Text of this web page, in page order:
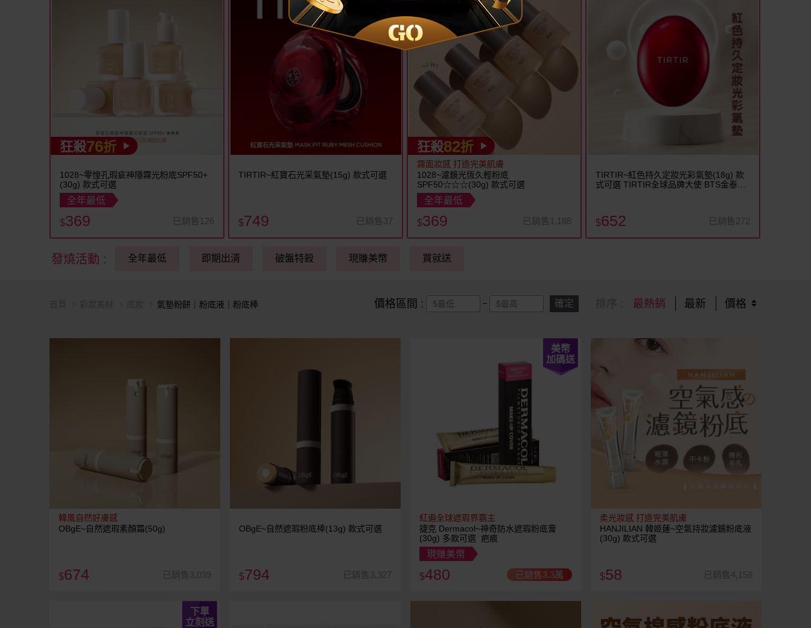
狂殺76折
1028~零惶孔瑕疵神隱霧光粉底SPF50+
(30g) 款式可選
全年最低
$369 已銷售126
TIRTIR~紅寶石光采氣墊(15g) 款式可選
$749 已銷售37
狂殺82折
霧面妝感 打造完美肌膚
1028~濾鏡光恆久輕粉底
SPF50☆☆☆(30g) 款式可選
全年最低
$369 已銷售1,188
TIRTIR~紅色持久定妝光彩氣墊(18g) 款
式可選 TIRTIR全球品牌大使 BTS金泰亨
$652 已銷售272
發燒活動 : 全年最低 即期出清 破盤特殺 現賺美幣 買就送
最熱銷 最新 價格
價格區間 : 確定
氣墊粉餅｜粉底液｜粉底棒
韓風自然好膚感
OBgE~自然遮瑕素顏霜(50g)
$674 已銷售3,039
OBgE~自然遮瑕粉底棒(13g) 款式可選
$794 已銷售3,327
美幣
加碼送
紅遍全球遮瑕界霸主
捷克 Dermacol~神奇防水遮瑕粉底膏
(30g) 多款可選 疤痕
現賺美幣
$480 已銷售3.3萬
柔光妝感 打造完美肌膚
HANJILIAN 韓姬蓮~空氣持妝濾鏡粉底液
(30g) 款式可選
$58 已銷售4,158
下單
立刻送